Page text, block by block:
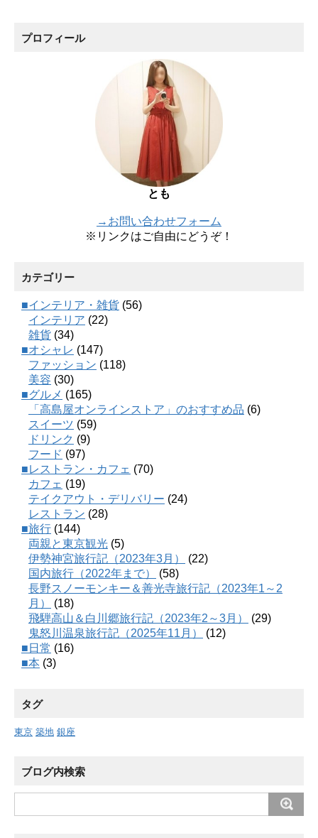
プロフィール
とも
→お問い合わせフォーム
※リンクはご自由にどうぞ！
カテゴリー
■インテリア・雑貨 (56)
インテリア (22)
雑貨 (34)
■オシャレ (147)
ファッション (118)
美容 (30)
■グルメ (165)
「高島屋オンラインストア」のおすすめ品 (6)
スイーツ (59)
ドリンク (9)
フード (97)
■レストラン・カフェ (70)
カフェ (19)
テイクアウト・デリバリー (24)
レストラン (28)
■旅行 (144)
両親と東京観光 (5)
伊勢神宮旅行記（2023年3月）
(22)
国内旅行（2022年まで）
(58)
長野スノーモンキー＆善光寺旅行記（2023年1～2
月）
(18)
飛騨高山＆白川郷旅行記（2023年2～3月）
(29)
鬼怒川温泉旅行記（2025年11月）
(12)
■日常 (16)
■本 (3)
タグ
東京 築地 銀座
ブログ内検索